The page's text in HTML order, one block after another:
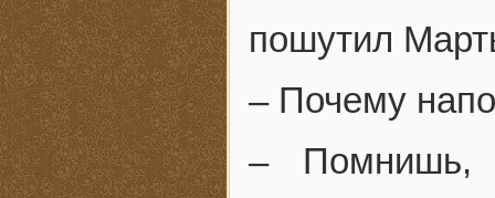
пошутил
– Почему
– Помнишь,